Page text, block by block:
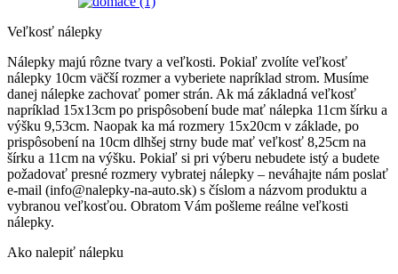
Veľkosť nálepky
Nálepky majú rôzne tvary a veľkosti. Pokiaľ zvolíte veľkosť
nálepky 10cm väčší rozmer a vyberiete napríklad strom. Musíme
danej nálepke zachovať pomer strán. Ak má základná veľkosť
napríklad 15x13cm po prispôsobení bude mať nálepka 11cm šírku a
výšku 9,53cm. Naopak ka má rozmery 15x20cm v základe, po
prispôsobení na 10cm dlhšej strny bude mať veľkosť 8,25cm na
šírku a 11cm na výšku. Pokiaľ si pri výberu nebudete istý a budete
požadovať presné rozmery vybratej nálepky – neváhajte nám poslať
e-mail (info@nalepky-na-auto.sk) s číslom a názvom produktu a
vybranou veľkosťou. Obratom Vám pošleme reálne veľkosti
nálepky.
Ako nalepiť nálepku